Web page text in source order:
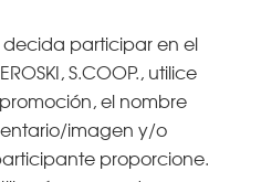
decida participar en el
S.COOP., utilice
el nombre
imagen y/o
proporcione.